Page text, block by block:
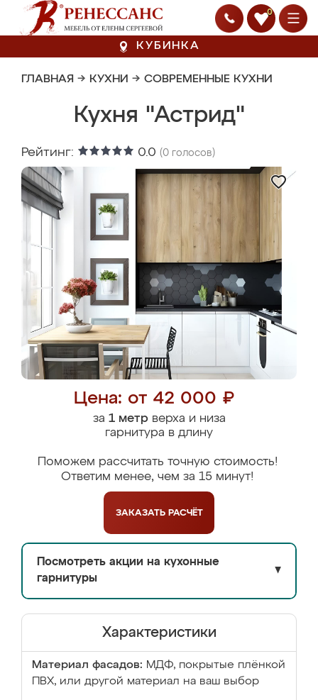
0
КУБИНКА
ГЛАВНАЯ → КУХНИ → СОВРЕМЕННЫЕ КУХНИ
Кухня "Астрид"
Рейтинг: 0.0 (0 голосов)
Цена: от 42 000 ₽
за 1 метрверха и низа
гарнитура в длину
Поможем рассчитать точную стоимость!
Ответим менее, чем за 15 минут!
ЗАКАЗАТЬ РАСЧЁТ
Посмотреть акции на кухонные
гарнитуры
▼
Характеристики
Материал фасадов: МДФ, покрытые плёнкой
ПВХ, или другой материал на ваш выбор